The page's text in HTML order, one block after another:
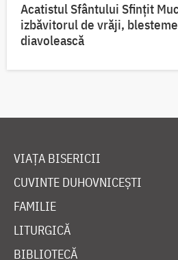
Acatistul Sfântului Sfințit
izbăvitorul de vrăji,
diavolească
VIAȚA BISERICII
CUVINTE DUHOVNICEȘTI
FAMILIE
LITURGICĂ
BIBLIOTECĂ